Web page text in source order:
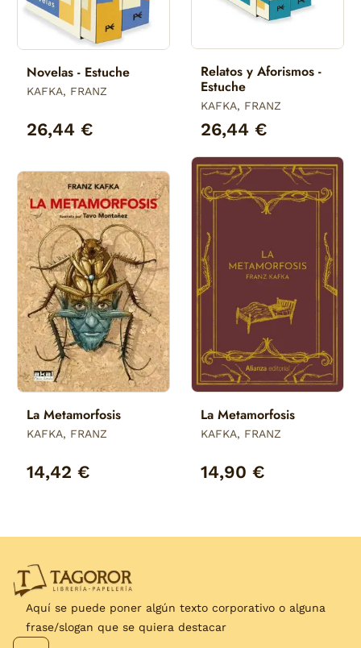
Novelas - Estuche
KAFKA, FRANZ
26,44 €
Relatos y Aforismos -
Estuche
KAFKA, FRANZ
26,44 €
La Metamorfosis
KAFKA, FRANZ
14,42 €
La Metamorfosis
KAFKA, FRANZ
14,90 €
Aquí se puede poner algún texto corporativo o alguna
frase/slogan que se quiera destacar